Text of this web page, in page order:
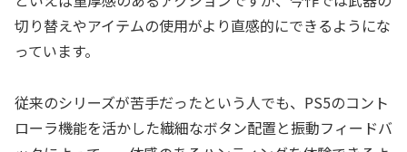
切り替えやアイテムの使用がより直感的にできるようにな
っています。
従来のシリーズが苦手だったという人でも、PS5のコント
ローラ機能を活かした繊細なボタン配置と振動フィードバ